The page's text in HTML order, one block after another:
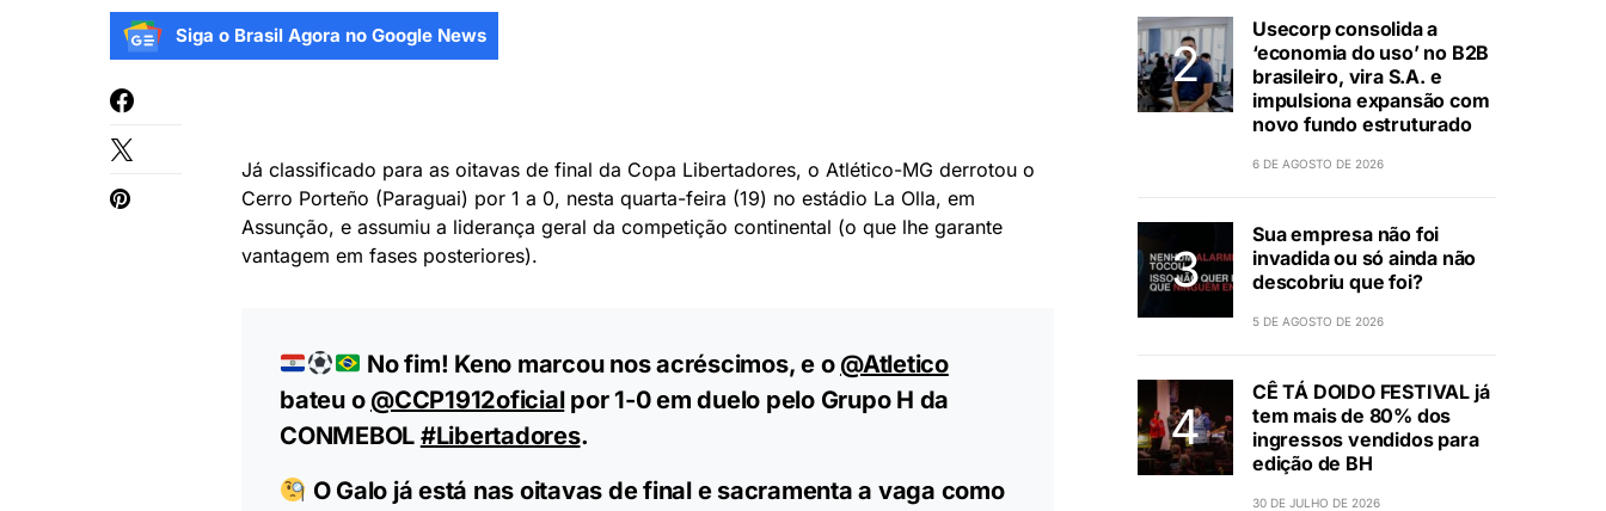
Siga o Brasil Agora no Google News
Já classificado para as oitavas de final da Copa Libertadores, o Atlético-MG derrotou o
Cerro Porteño (Paraguai) por 1 a 0, nesta quarta-feira (19) no estádio La Olla, em
Assunção, e assumiu a liderança geral da competição continental (o que lhe garante
vantagem em fases posteriores).
No fim! Keno marcou nos acréscimos, e o @Atletico
bateu o @CCP1912oficialpor 1-0 em duelo pelo Grupo H da
CONMEBOL #Libertadores.
O Galo já está nas oitavas de final e sacramenta a vaga como
Usecorp consolida a
‘economia do uso’ no B2B
brasileiro, vira S.A. e
impulsiona expansão com
novo fundo estruturado
6 DE AGOSTO DE 2026
Sua empresa não foi
invadida ou só ainda não
descobriu que foi?
5 DE AGOSTO DE 2026
CÊ TÁ DOIDO FESTIVAL já
tem mais de 80% dos
ingressos vendidos para
edição de BH
30 DE JULHO DE 2026